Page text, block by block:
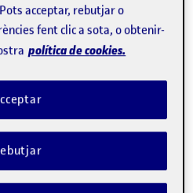
acceptar, rebutjar o
fent clic a sota, o obtenir-
política de cookies.